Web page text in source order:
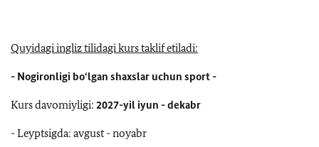
Quyidagi ingliz tilidagi kurs taklif etiladi:
- Nogironligi bo‘lgan shaxslar uchun sport -
Kurs davomiyligi: 2027-yil iyun - dekabr
- Leyptsigda: avgust - noyabr